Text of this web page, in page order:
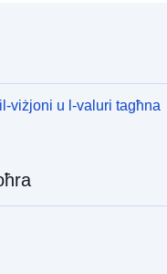
il-viżjoni u l-valuri tagħna